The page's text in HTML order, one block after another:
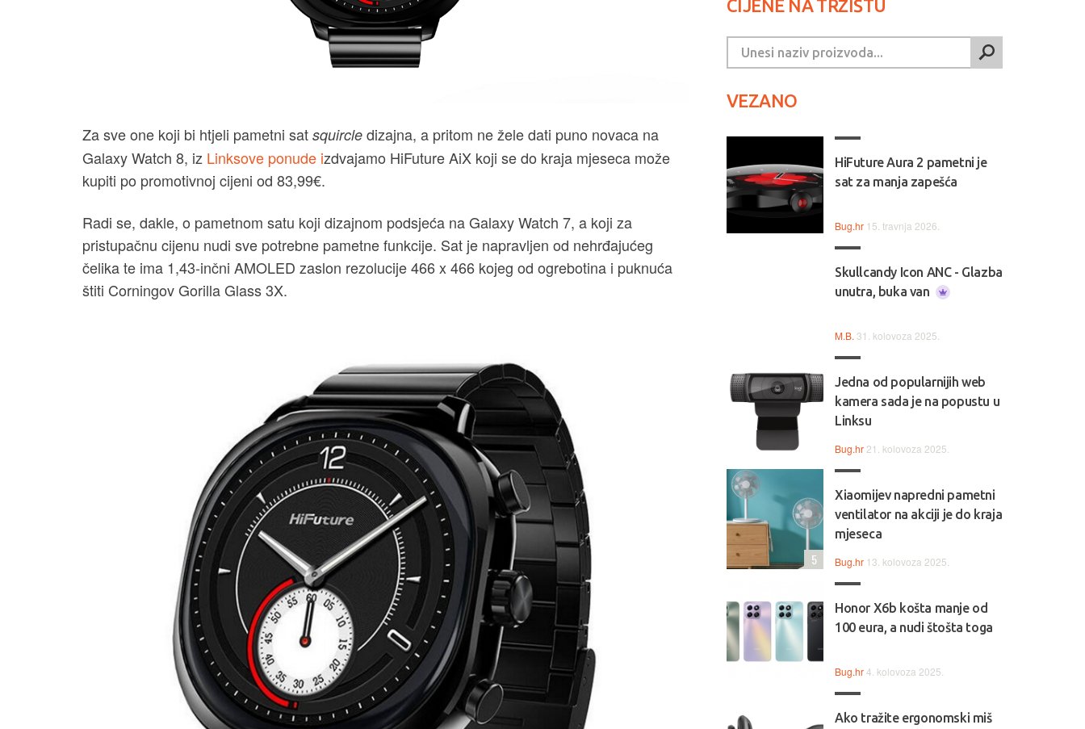
Za sve one koji bi htjeli pametni sat squircle dizajna, a pritom ne žele dati puno novaca na
Galaxy Watch 8, iz Linksove ponude izdvajamo HiFuture AiX koji se do kraja mjeseca može
kupiti po promotivnoj cijeni od 83,99€.
Radi se, dakle, o pametnom satu koji dizajnom podsjeća na Galaxy Watch 7, a koji za
pristupačnu cijenu nudi sve potrebne pametne funkcije. Sat je napravljen od nehrđajućeg
čelika te ima 1,43-inčni AMOLED zaslon rezolucije 466 x 466 kojeg od ogrebotina i puknuća
štiti Corningov Gorilla Glass 3X.
CIJENE NA TRŽIŠTU
VEZANO
HiFuture Aura 2 pametni je
sat za manja zapešća
Bug.hr 15. travnja 2026.
Skullcandy Icon ANC - Glazba
unutra, buka van
M.B. 31. kolovoza 2025.
Jedna od popularnijih web
kamera sada je na popustu u
Linksu
Bug.hr 21. kolovoza 2025.
Xiaomijev napredni pametni
ventilator na akciji je do kraja
mjeseca
Bug.hr 13. kolovoza 2025.
5
Honor X6b košta manje od
100 eura, a nudi štošta toga
Bug.hr4. kolovoza 2025.
Ako tražite ergonomski miš